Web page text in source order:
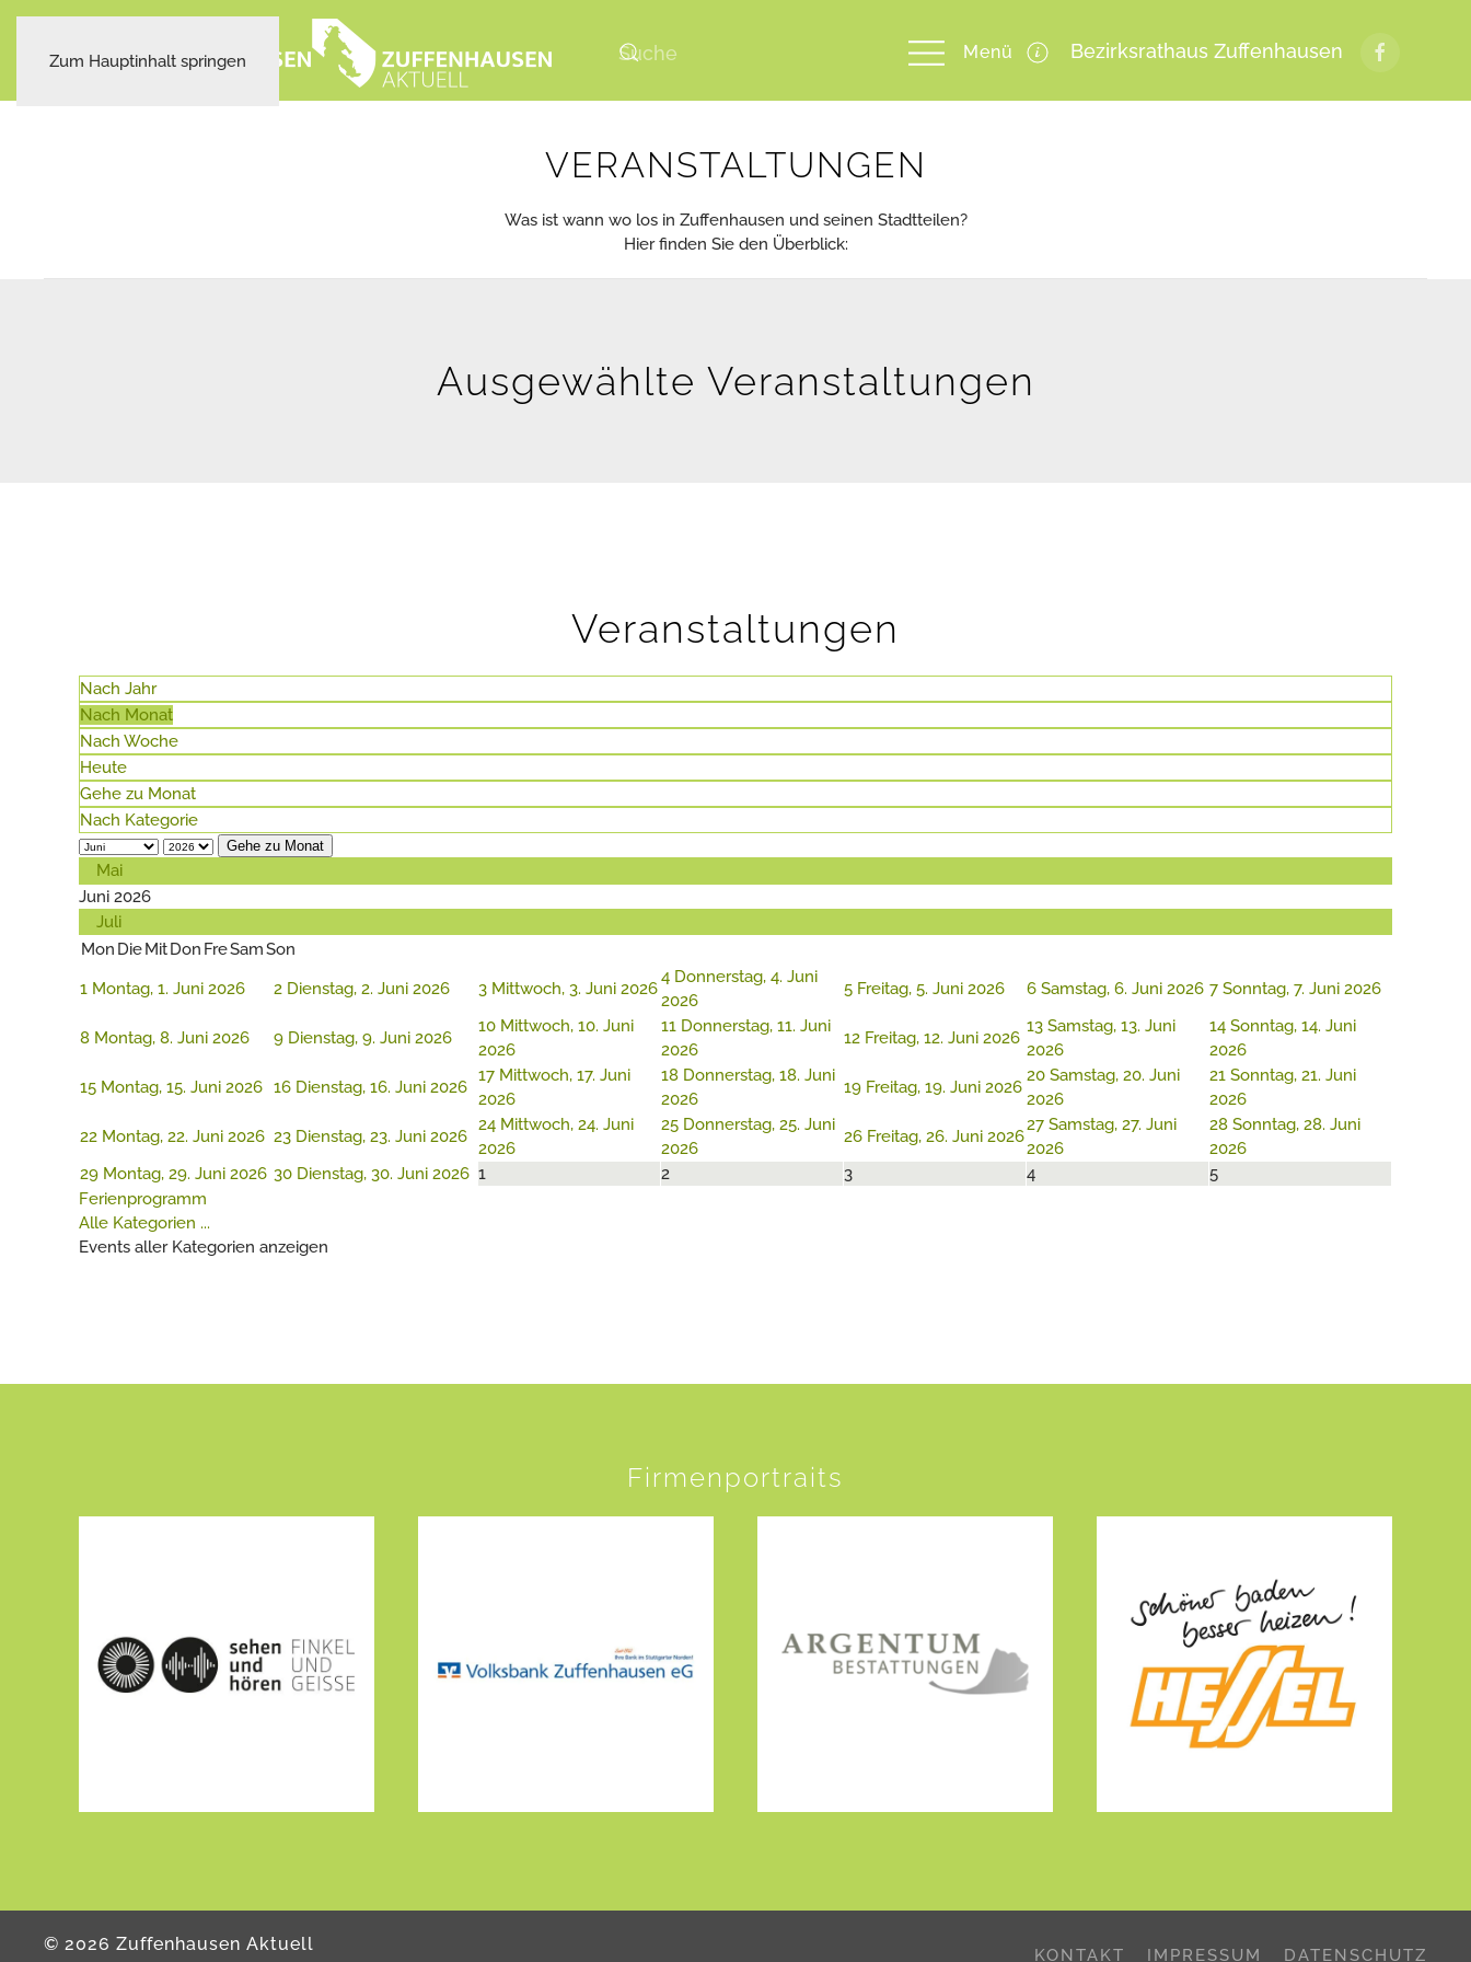
Zum Hauptinhalt springen Menü Bezirksrathaus Zuffenhausen
VERANSTALTUNGEN
Was ist wann wo los in Zuffenhausen und seinen Stadtteilen?
Hier finden Sie den Überblick:
Ausgewählte Veranstaltungen
Veranstaltungen
Nach Jahr
Nach Monat
Nach Woche
Heute
Gehe zu Monat
Nach Kategorie
Gehe zu Monat
Mai
Juni 2026
Juli
Mon DieMitDon FreSamSon
1 Montag, 1. Juni 2026 2 Dienstag, 2. Juni 2026 3 Mittwoch, 3. Juni 2026
4 Donnerstag, 4. Juni
2026
5 Freitag, 5. Juni 2026 6 Samstag, 6. Juni 2026 7 Sonntag, 7. Juni 2026
8 Montag, 8. Juni 2026 9 Dienstag, 9. Juni 2026
10 Mittwoch, 10. Juni
2026
11 Donnerstag, 11. Juni
2026
12 Freitag, 12. Juni 2026
13 Samstag, 13. Juni
2026
14 Sonntag, 14. Juni
2026
15 Montag, 15. Juni 2026 16 Dienstag, 16. Juni 2026
17 Mittwoch, 17. Juni
2026
18 Donnerstag, 18. Juni
2026
19 Freitag, 19. Juni 2026
20 Samstag, 20. Juni
2026
21 Sonntag, 21. Juni
2026
22 Montag, 22. Juni 2026 23 Dienstag, 23. Juni 2026
24 Mittwoch, 24. Juni
2026
25 Donnerstag, 25. Juni
2026
26 Freitag, 26. Juni 2026
27 Samstag, 27. Juni
2026
28 Sonntag, 28. Juni
2026
29 Montag, 29. Juni 2026 30 Dienstag, 30. Juni 2026 1 2 3 4
5
Ferienprogramm
Alle Kategorien ...
Events aller Kategorien anzeigen
Firmenportraits
© 2026 Zuffenhausen Aktuell
KONTAKT IMPRESSUM DATENSCHUTZ